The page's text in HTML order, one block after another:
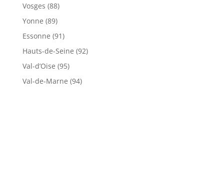
Vosges (88)
Yonne (89)
Essonne (91)
Hauts-de-Seine (92)
Val-d’Oise (95)
Val-de-Marne (94)